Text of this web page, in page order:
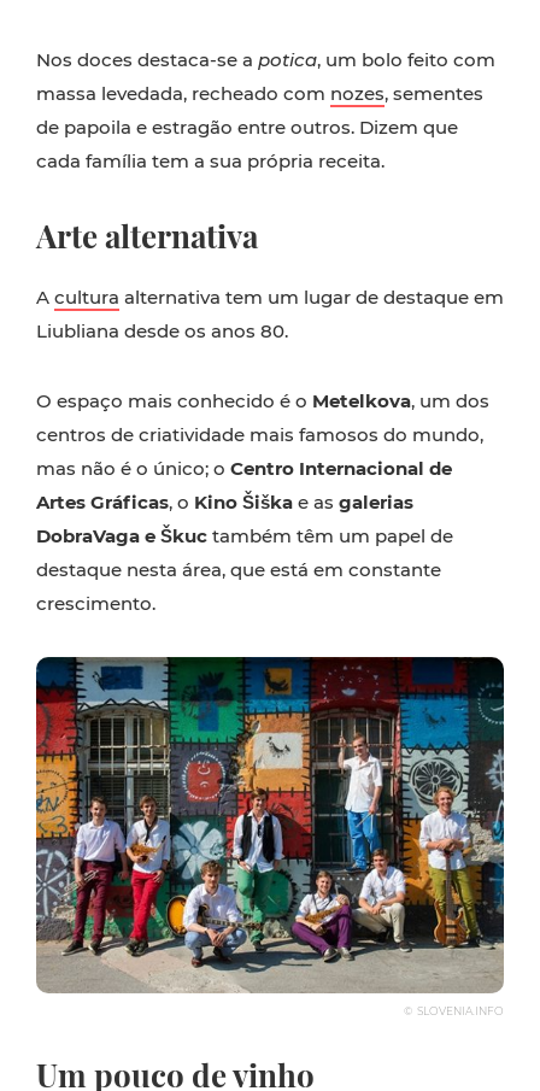
Nos doces destaca-se a potica, um bolo feito com
massa levedada, recheado com nozes, sementes
de papoila e estragão entre outros. Dizem que
cada família tem a sua própria receita.
Arte alternativa
A cultura alternativa tem um lugar de destaque em
Liubliana desde os anos 80.
O espaço mais conhecido é o Metelkova, um dos
centros de criatividade mais famosos do mundo,
mas não é o único; o Centro Internacional de
Artes Gráficas, o Kino Šiška e as galerias
DobraVaga e Škuc também têm um papel de
destaque nesta área, que está em constante
crescimento.
© SLOVENIA.INFO
Um pouco de vinho